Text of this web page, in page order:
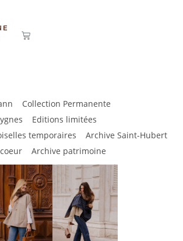
Collection Permanente
Editions limitées
temporaires
Archive Saint-Hubert
Archive patrimoine